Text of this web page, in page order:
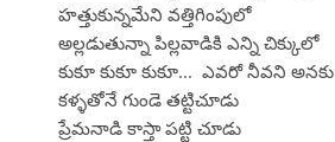
హత్తుకున్నమేని వత్తిగింపులో
అల్లడుతున్నా పిల్లవాడికి ఎన్ని చిక్కులో
కుకూ కుకూ కుకూ... ఎవరో నీవని అనకు
కళ్ళతోనే గుండె తట్టిచూడు
ప్రేమనాడి కాస్తా పట్టి చూడు